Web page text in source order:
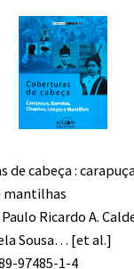
de cabeça :
mantilhas
Ricardo A.
Sousa… [et al.]
97485-1-4